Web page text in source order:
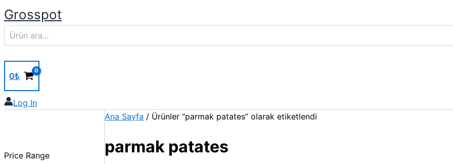
atla
Grosspot
0₺
Log In
Price Range
Ana Sayfa / Ürünler “parmak patates” olarak etiketlendi
parmak patates
-
-